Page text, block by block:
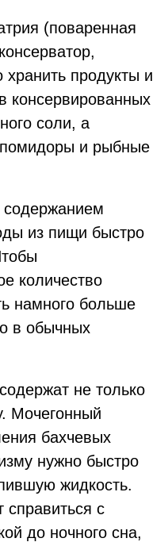
(поваренная
хранить продукты и
консервированных
соли, а
и рыбные
из пищи быстро
количество
намного больше
в обычных
не только
Мочегонный
бахчевых
нужно быстро
жидкость.
справиться с
до ночного сна,